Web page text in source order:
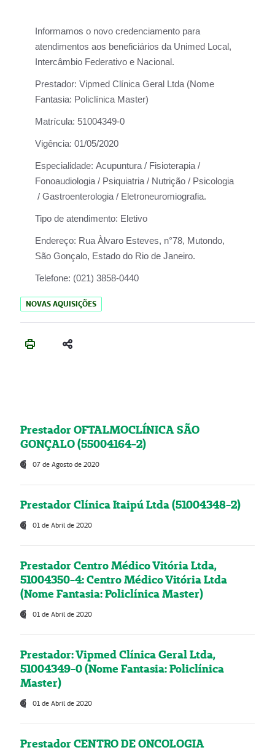
Informamos o novo credenciamento para
atendimentos aos beneficiários da Unimed Local,
Intercâmbio Federativo e Nacional.
Prestador: Vipmed Clínica Geral Ltda (Nome
Fantasia: Policlínica Master)
Matrícula: 51004349-0
Vigência: 01/05/2020
Especialidade: Acupuntura / Fisioterapia /
Fonoaudiologia / Psiquiatria / Nutrição / Psicologia
/ Gastroenterologia / Eletroneuromiografia.
Tipo de atendimento: Eletivo
Endereço: Rua Àlvaro Esteves, n°78, Mutondo,
São Gonçalo, Estado do Rio de Janeiro.
Telefone: (021) 3858-0440
NOVAS AQUISIÇÕES
Prestador OFTALMOCLÍNICA SÃO
GONÇALO (55004164-2)
07 de Agosto de 2020
Prestador Clínica Itaipú Ltda (51004348-2)
01 de Abril de 2020
Prestador Centro Médico Vitória Ltda,
51004350-4: Centro Médico Vitória Ltda
(Nome Fantasia: Policlínica Master)
01 de Abril de 2020
Prestador: Vipmed Clínica Geral Ltda,
51004349-0 (Nome Fantasia: Policlínica
Master)
01 de Abril de 2020
Prestador CENTRO DE ONCOLOGIA